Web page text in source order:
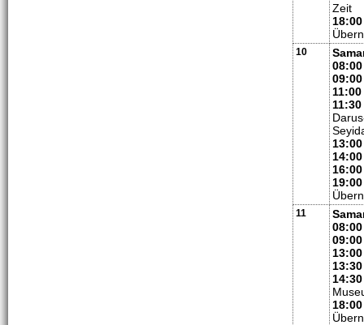
Zeit
18:00
10
08:00
09:00
11:00
11:30
13:00
14:00
16:00
19:00
11
08:00
09:00
13:00
13:30
14:30
18:00